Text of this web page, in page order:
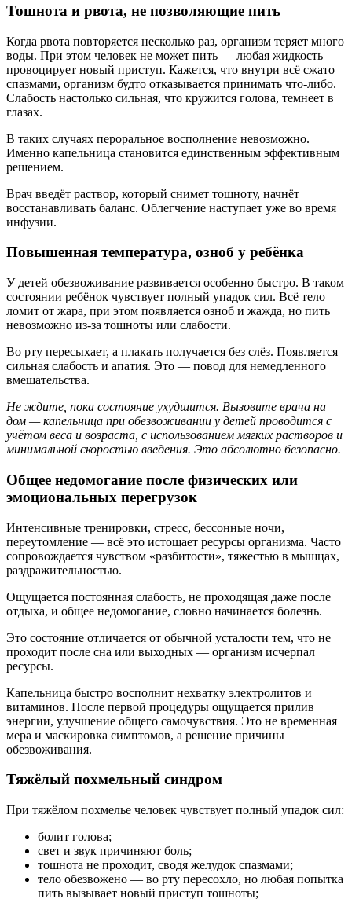
Тошнота и рвота, не позволяющие пить
Когда рвота повторяется несколько раз, организм теряет много
воды. При этом человек не может пить — любая жидкость
провоцирует новый приступ. Кажется, что внутри всё сжато
спазмами, организм будто отказывается принимать что-либо.
Слабость настолько сильная, что кружится голова, темнеет в
глазах.
В таких случаях пероральное восполнение невозможно.
Именно капельница становится единственным эффективным
решением.
Врач введёт раствор, который снимет тошноту, начнёт
восстанавливать баланс. Облегчение наступает уже во время
инфузии.
Повышенная температура, озноб у ребёнка
У детей обезвоживание развивается особенно быстро. В таком
состоянии ребёнок чувствует полный упадок сил. Всё тело
ломит от жара, при этом появляется озноб и жажда, но пить
невозможно из-за тошноты или слабости.
Во рту пересыхает, а плакать получается без слёз. Появляется
сильная слабость и апатия. Это — повод для немедленного
вмешательства.
Не ждите, пока состояние ухудшится. Вызовите врача на
дом — капельница при обезвоживании у детей проводится с
учётом веса и возраста, с использованием мягких растворов и
минимальной скоростью введения. Это абсолютно безопасно.
Общее недомогание после физических или
эмоциональных перегрузок
Интенсивные тренировки, стресс, бессонные ночи,
переутомление — всё это истощает ресурсы организма. Часто
сопровождается чувством «разбитости», тяжестью в мышцах,
раздражительностью.
Ощущается постоянная слабость, не проходящая даже после
отдыха, и общее недомогание, словно начинается болезнь.
Это состояние отличается от обычной усталости тем, что не
проходит после сна или выходных — организм исчерпал
ресурсы.
Капельница быстро восполнит нехватку электролитов и
витаминов. После первой процедуры ощущается прилив
энергии, улучшение общего самочувствия. Это не временная
мера и маскировка симптомов, а решение причины
обезвоживания.
Тяжёлый похмельный синдром
При тяжёлом похмелье человек чувствует полный упадок сил:
болит голова;
свет и звук причиняют боль;
тошнота не проходит, сводя желудок спазмами;
тело обезвожено — во рту пересохло, но любая попытка
пить вызывает новый приступ тошноты;